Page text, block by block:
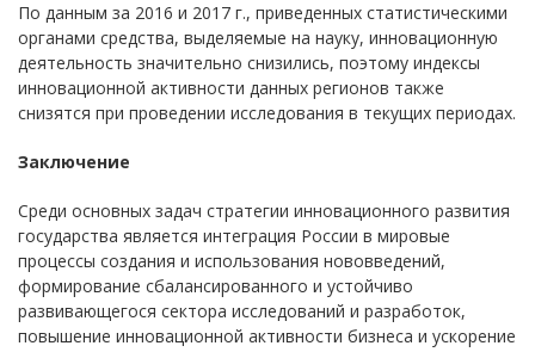
По данным за 2016 и 2017 г., приведенных статистическими
органами средства, выделяемые на науку, инновационную
деятельность значительно снизились, поэтому индексы
инновационной активности данных регионов также
снизятся при проведении исследования в текущих периодах.
Заключение
Среди основных задач стратегии инновационного развития
государства является интеграция России в мировые
процессы создания и использования нововведений,
формирование сбалансированного и устойчиво
развивающегося сектора исследований и разработок,
повышение инновационной активности бизнеса и ускорение